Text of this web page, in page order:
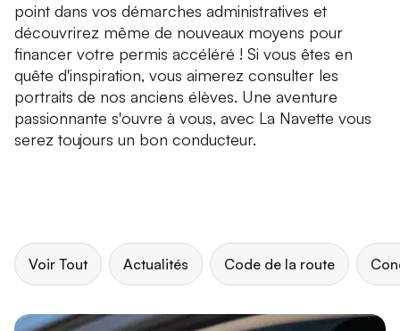
point dans vos démarches administratives et
découvrirez même de nouveaux moyens pour
financer votre permis accéléré ! Si vous êtes en
quête d'inspiration, vous aimerez consulter les
portraits de nos anciens élèves. Une aventure
passionnante s'ouvre à vous, avec La Navette vous
serez toujours un bon conducteur.
Voir Tout Actualités Code de la route